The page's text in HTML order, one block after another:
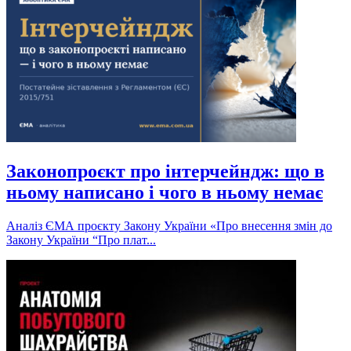
Законопроєкт про інтерчейндж: що в
ньому написано і чого в ньому немає
Аналіз ЄМА проєкту Закону України «Про внесення змін до
Закону України “Про плат...